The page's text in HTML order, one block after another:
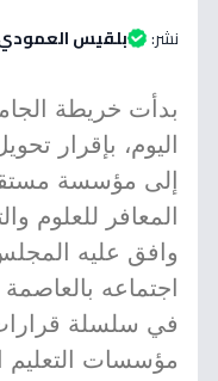
نشر: بلقيس
بدأت خريطة
اليوم، بإقرار
إلى مؤسسة
المعافر للعلوم
وافق عليه
اجتماعه
في سلسلة
مؤسسات التعليم